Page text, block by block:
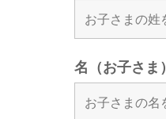
名（お子さま）